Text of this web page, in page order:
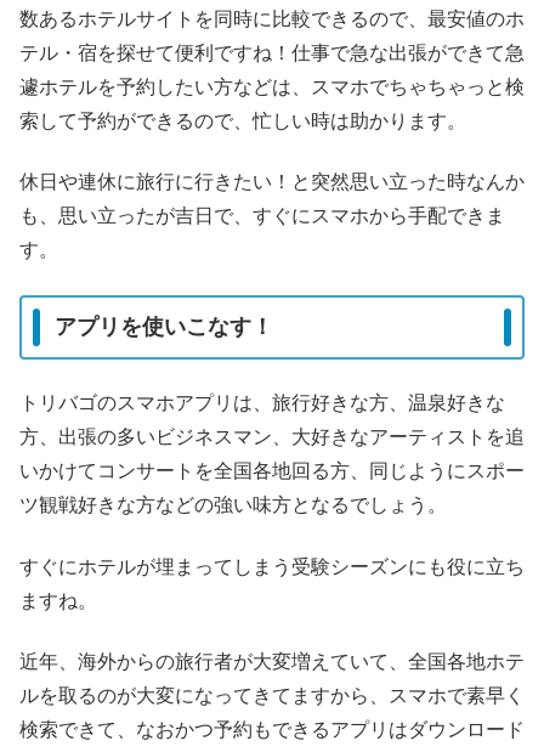
数あるホテルサイトを同時に比較できるので、最安値のホ
テル・宿を探せて便利ですね！仕事で急な出張ができて急
遽ホテルを予約したい方などは、スマホでちゃちゃっと検
索して予約ができるので、忙しい時は助かります。
休日や連休に旅行に行きたい！と突然思い立った時なんか
も、思い立ったが吉日で、すぐにスマホから手配できま
す。
アプリを使いこなす！
トリバゴのスマホアプリは、旅行好きな方、温泉好きな
方、出張の多いビジネスマン、大好きなアーティストを追
いかけてコンサートを全国各地回る方、同じようにスポー
ツ観戦好きな方などの強い味方となるでしょう。
すぐにホテルが埋まってしまう受験シーズンにも役に立ち
ますね。
近年、海外からの旅行者が大変増えていて、全国各地ホテ
ルを取るのが大変になってきてますから、スマホで素早く
検索できて、なおかつ予約もできるアプリはダウンロード